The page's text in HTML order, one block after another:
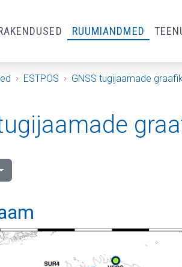
RUUMIANDMED
ESTPOS GNSS tugijaamade